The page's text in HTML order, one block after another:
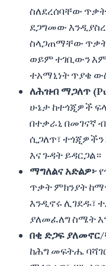
ስለደረሰባቸው
ደጋግመው
ስላጋጠማቸው
ወይም ተገቢውን
ተአማኒነት ጥያቄ
ለሕዝብ ማጋለጥ
ሁኔታ ከተጎጂዎች
በተቃራኒ በመገናኛ
ሲጋለጥ፣
እና ጉዳት ይዳርጋል።
ማግለልና አድልዎ፦
ጥቃት ምክንያት
እንዲኖሩ ሊገደዱ፣
ያለመፈለግ ስሜት
በቂ ድጋፍ
ከሕግ መፍትሔ